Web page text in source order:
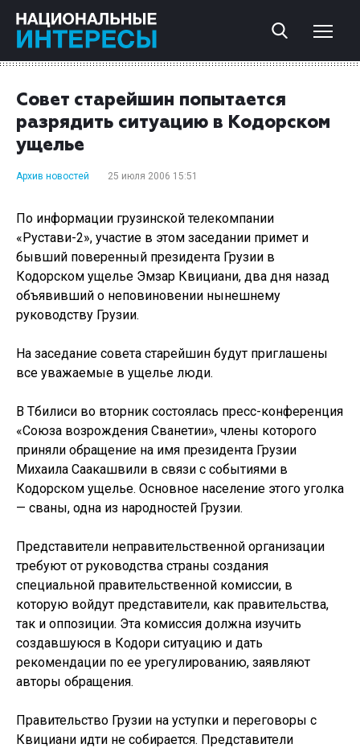
Совет старейшин попытается
разрядить ситуацию в Кодорском
ущелье
Архив новостей 25 июля 2006 15:51
По информации грузинской телекомпании
«Рустави-2», участие в этом заседании примет и
бывший поверенный президента Грузии в
Кодорском ущелье Эмзар Квициани, два дня назад
объявивший о неповиновении нынешнему
руководству Грузии.
На заседание совета старейшин будут приглашены
все уважаемые в ущелье люди.
В Тбилиси во вторник состоялась пресс-конференция
«Союза возрождения Сванетии», члены которого
приняли обращение на имя президента Грузии
Михаила Саакашвили в связи с событиями в
Кодорском ущелье. Основное население этого уголка
— сваны, одна из народностей Грузии.
Представители неправительственной организации
требуют от руководства страны создания
специальной правительственной комиссии, в
которую войдут представители, как правительства,
так и оппозиции. Эта комиссия должна изучить
создавшуюся в Кодори ситуацию и дать
рекомендации по ее урегулированию, заявляют
авторы обращения.
Правительство Грузии на уступки и переговоры с
Квициани идти не собирается. Представители